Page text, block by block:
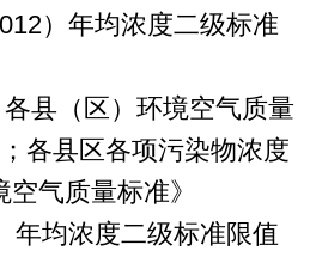
）年均浓度二级标准
（区）环境空气质量
各县区各项污染物浓度
气质量标准》
年均浓度二级标准限值